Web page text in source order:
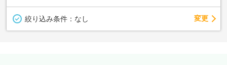
絞り込み条件： なし 変更